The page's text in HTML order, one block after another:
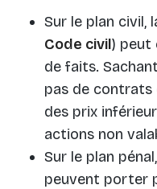
Sur le plan civil,
Code civil) peut
de faits.
pas de contrats
des prix
actions non
Sur le plan
peuvent porter